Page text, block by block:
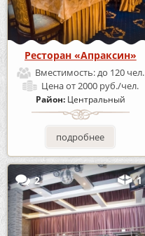
Ресторан «Апраксин»
Вместимость: до 120 чел.
Ценаот 2000 руб./чел.
Район: Центральный
подробнее
2 1